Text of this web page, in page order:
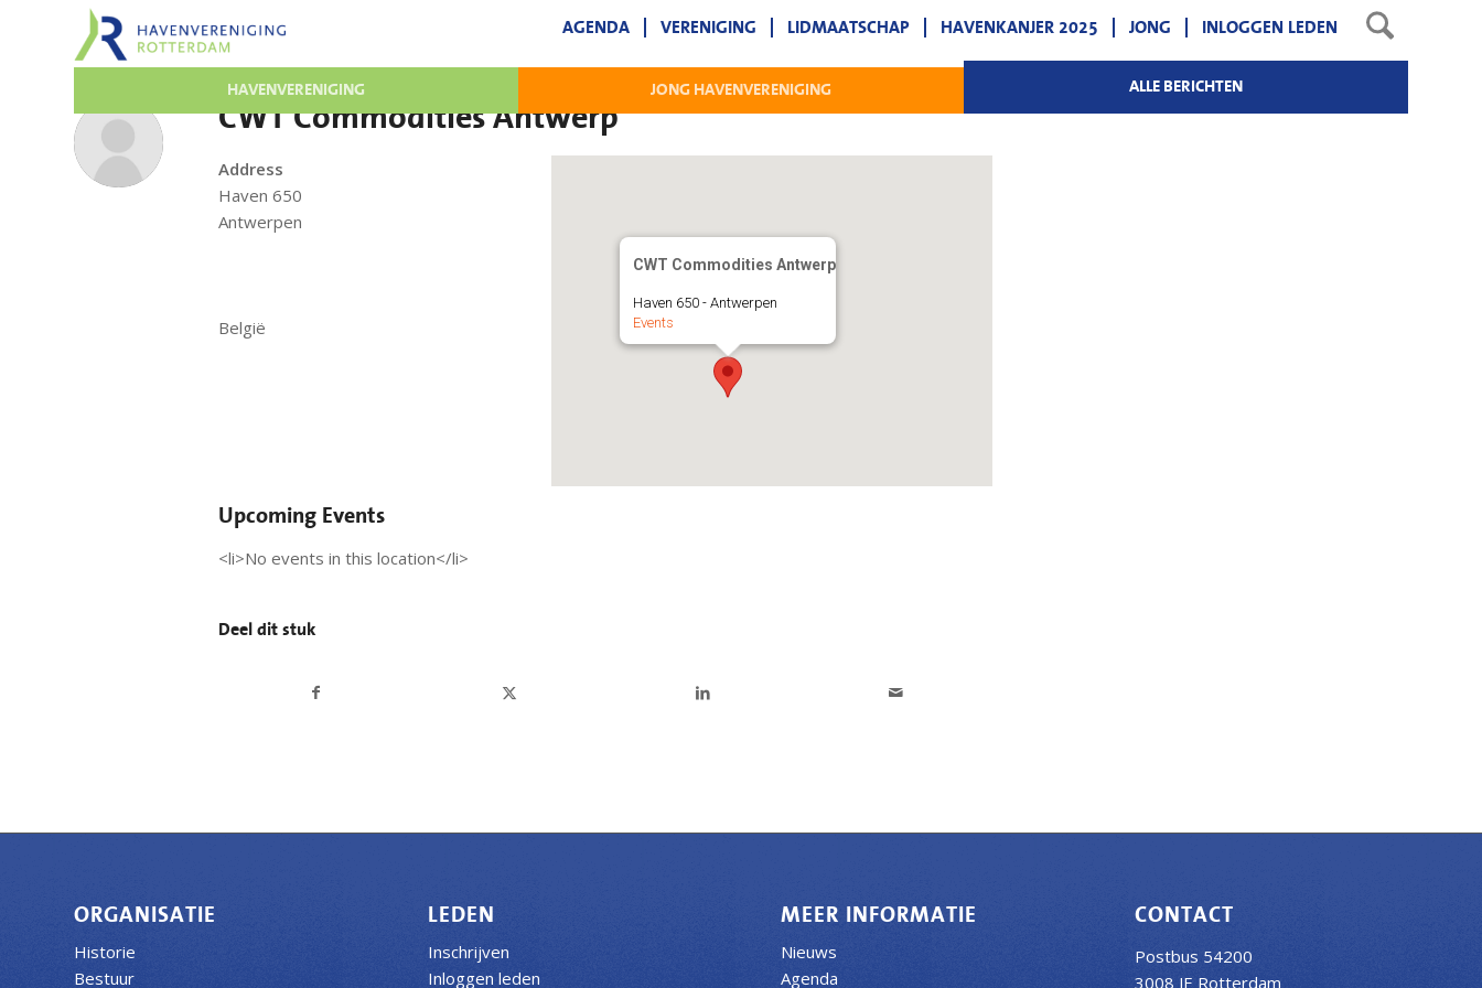
HAVENVERENIGING JONG HAVENVERENIGING ALLE BERICHTEN
AGENDA VERENIGING LIDMAATSCHAP HAVENKANJER 2025 JONG INLOGGEN LEDEN
CWT Commodities Antwerp
CWT Commodities Antwerp
Haven 650 - Antwerpen
Events
Address
Haven 650
Antwerpen
België
Upcoming Events
<li>No events in this location</li>
Deel dit stuk
ORGANISATIE
Historie
Bestuur
LEDEN
Inschrijven
Inloggen leden
MEER INFORMATIE
Nieuws
Agenda
CONTACT
Postbus 54200
3008 JE Rotterdam